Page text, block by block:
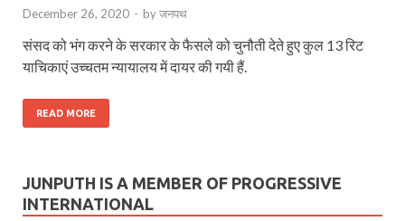
December 26, 2020 - byजनपथ
संसद को भंग करने के सरकार के फैसले को चुनौती देते हुए कुल 13 रिट
याचिकाएं उच्चतम न्यायालय में दायर की गयी हैं.
READ MORE
JUNPUTH IS A MEMBER OF PROGRESSIVE
INTERNATIONAL